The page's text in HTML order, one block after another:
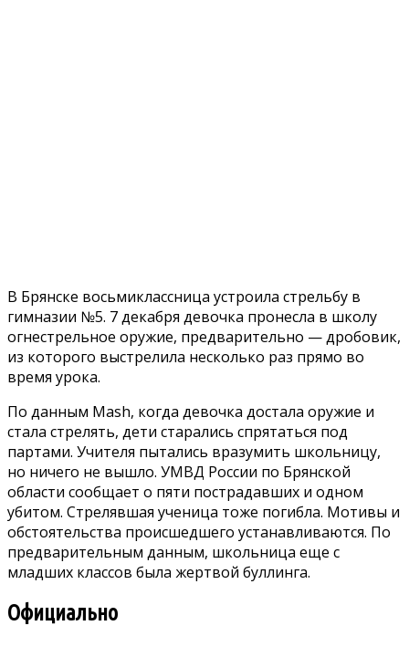
В Брянске восьмиклассница устроила стрельбу в
гимназии №5. 7 декабря девочка пронесла в школу
огнестрельное оружие, предварительно — дробовик,
из которого выстрелила несколько раз прямо во
время урока.
По данным Mash, когда девочка достала оружие и
стала стрелять, дети старались спрятаться под
партами. Учителя пытались вразумить школьницу,
но ничего не вышло. УМВД России по Брянской
области сообщает о пяти пострадавших и одном
убитом. Стрелявшая ученица тоже погибла. Мотивы и
обстоятельства происшедшего устанавливаются. По
предварительным данным, школьница еще с
младших классов была жертвой буллинга.
Официально